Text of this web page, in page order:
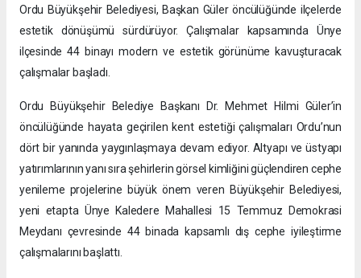
Ordu Büyükşehir Belediyesi, Başkan Güler öncülüğünde ilçelerde
estetik dönüşümü sürdürüyor. Çalışmalar kapsamında Ünye
ilçesinde 44 binayı modern ve estetik görünüme kavuşturacak
çalışmalar başladı.
Ordu Büyükşehir Belediye Başkanı Dr. Mehmet Hilmi Güler’in
öncülüğünde hayata geçirilen kent estetiği çalışmaları Ordu’nun
dört bir yanında yaygınlaşmaya devam ediyor. Altyapı ve üstyapı
yatırımlarının yanı sıra şehirlerin görsel kimliğini güçlendiren cephe
yenileme projelerine büyük önem veren Büyükşehir Belediyesi,
yeni etapta Ünye Kaledere Mahallesi 15 Temmuz Demokrasi
Meydanı çevresinde 44 binada kapsamlı dış cephe iyileştirme
çalışmalarını başlattı.